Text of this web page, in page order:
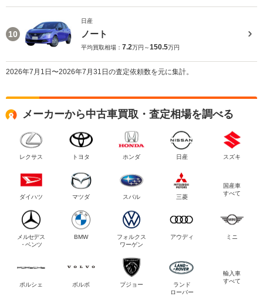
10
日産
ノート
平均買取相場： 7.2万円～150.5万円
2026年7月1日〜2026年7月31日の査定依頼数を元に集計。
メーカーから中古車買取・査定相場を調べる
レクサス トヨタ ホンダ 日産 スズキ
ダイハツ マツダ スバル 三菱
国産車
すべて
メルセデス
・ベンツ
BMW
フォルクス
ワーゲン
アウディ ミニ
ポルシェ ボルボ プジョー
ランド
ローバー
輸入車
すべて